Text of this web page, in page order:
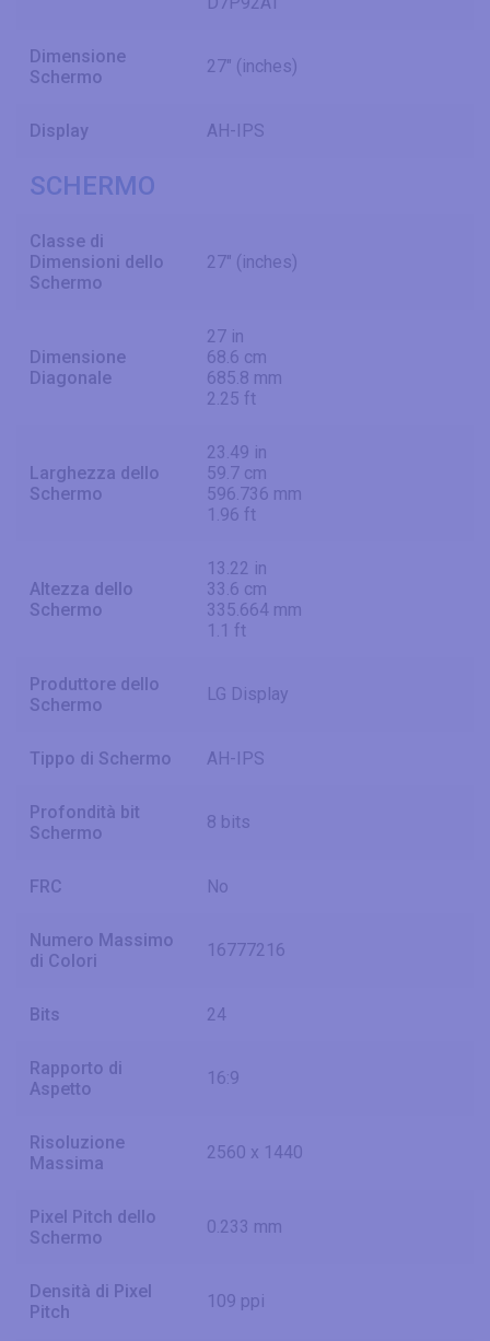
Dimensione
Schermo
27" (inches)
Display AH-IPS
SCHERMO
Classe di
Dimensioni dello
Schermo
27" (inches)
Dimensione
Diagonale
27 in
68.6 cm
685.8 mm
2.25 ft
Larghezza dello
Schermo
23.49 in
59.7 cm
596.736 mm
1.96 ft
Altezza dello
Schermo
13.22 in
33.6 cm
335.664 mm
1.1 ft
Produttore dello
Schermo
LG Display
Tippo di Schermo AH-IPS
Profondità bit
Schermo
8 bits
FRC No
Numero Massimo
di Colori
16777216
Bits 24
Rapporto di
Aspetto
16:9
Risoluzione
Massima
2560 x 1440
Pixel Pitch dello
Schermo
0.233 mm
Densità di Pixel
Pitch
109 ppi